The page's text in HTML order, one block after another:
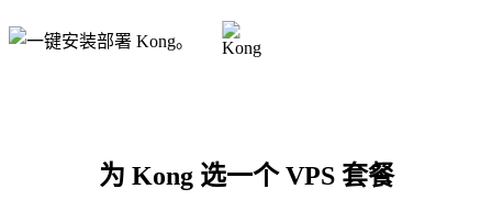
为 Kong 选一个 VPS 套餐